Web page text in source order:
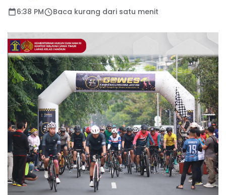
6:38 PM Baca kurang dari satu menit